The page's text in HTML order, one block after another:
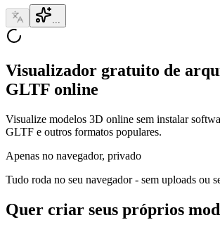
...
Visualizador gratuito de
GLTF online
Visualize modelos 3D online sem instalar
GLTF e outros formatos populares.
Apenas no navegador, privado
Tudo roda no seu navegador - sem uploads ou
Quer criar seus próprios